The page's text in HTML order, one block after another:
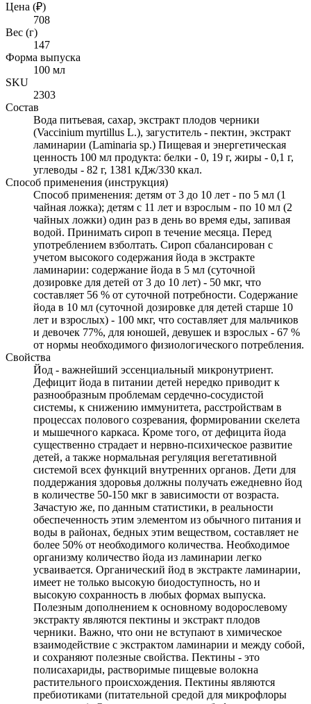
Цена (₽)
708
Вес (г)
147
Форма выпуска
100 мл
SKU
2303
Состав
Вода питьевая, сахар, экстракт плодов черники
(Vaccinium myrtillus L.), загуститель - пектин, экстракт
ламинарии (Laminaria sp.) Пищевая и энергетическая
ценность 100 мл продукта: белки - 0, 19 г, жиры - 0,1 г,
углеводы - 82 г, 1381 кДж/330 ккал.
Способ применения (инструкция)
Способ применения: детям от 3 до 10 лет - по 5 мл (1
чайная ложка); детям с 11 лет и взрослым - по 10 мл (2
чайных ложки) один раз в день во время еды, запивая
водой. Принимать сироп в течение месяца. Перед
употреблением взболтать. Сироп сбалансирован с
учетом высокого содержания йода в экстракте
ламинарии: содержание йода в 5 мл (суточной
дозировке для детей от 3 до 10 лет) - 50 мкг, что
составляет 56 % от суточной потребности. Содержание
йода в 10 мл (суточной дозировке для детей старше 10
лет и взрослых) - 100 мкг, что составляет для мальчиков
и девочек 77%, для юношей, девушек и взрослых - 67 %
от нормы необходимого физиологического потребления.
Свойства
Йод - важнейший эссенциальный микронутриент.
Дефицит йода в питании детей нередко приводит к
разнообразным проблемам сердечно-сосудистой
системы, к снижению иммунитета, расстройствам в
процессах полового созревания, формировании скелета
и мышечного каркаса. Кроме того, от дефицита йода
существенно страдает и нервно-психическое развитие
детей, а также нормальная регуляция вегетативной
системой всех функций внутренних органов. Дети для
поддержания здоровья должны получать ежедневно йод
в количестве 50-150 мкг в зависимости от возраста.
Зачастую же, по данным статистики, в реальности
обеспеченность этим элементом из обычного питания и
воды в районах, бедных этим веществом, составляет не
более 50% от необходимого количества. Необходимое
организму количество йода из ламинарии легко
усваивается. Органический йод в экстракте ламинарии,
имеет не только высокую биодоступность, но и
высокую сохранность в любых формах выпуска.
Полезным дополнением к основному водорослевому
экстракту являются пектины и экстракт плодов
черники. Важно, что они не вступают в химическое
взаимодействие с экстрактом ламинарии и между собой,
и сохраняют полезные свойства. Пектины - это
полисахариды, растворимые пищевые волокна
растительного происхождения. Пектины являются
пребиотиками (питательной средой для микрофлоры